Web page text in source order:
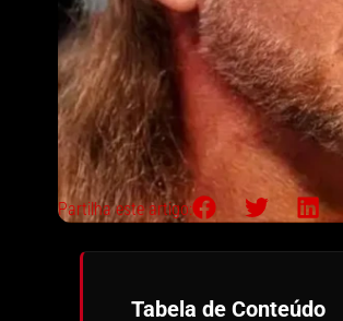
Partilha este artigo:
Tabela de Conteúdo